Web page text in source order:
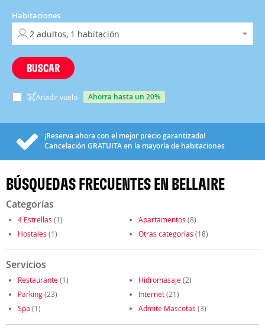
Habitaciones
BUSCAR
Añadir vuelo ahorra hasta un 20%
¡Reserva ahora con el mejor precio garantizado!
Cancelación GRATUITAen la mayoría de habitaciones
BÚSQUEDAS FRECUENTES EN BELLAIRE
Categorías
4 Estrellas (1) Apartamentos (8)
Hostales (1) Otras categorías (18)
Servicios
Restaurante(1) Hidromasaje(2)
Parking(23) Internet(21)
Spa (1) Admite Mascotas (3)